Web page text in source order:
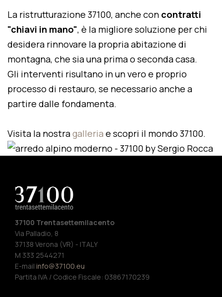
La ristrutturazione 37100, anche con contratti
"chiavi in mano", è la migliore soluzione per chi
desidera rinnovare la propria abitazione di
montagna, che sia una prima o seconda casa.
Gli interventi risultano in un vero e proprio
processo di restauro, se necessario anche a
partire dalle fondamenta.
Visita la nostragalleria e scopri il mondo 37100.
37100 Trentasettemilacento
Via Palladio, 8
37138 Verona (VR) - ITALY
M 333 2544271
E-mail info@37100.eu
Partita IVA / Codice Fiscale: 03867170239